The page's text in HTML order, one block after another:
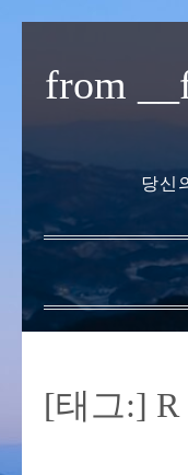
기
from
당신
[태그:] R